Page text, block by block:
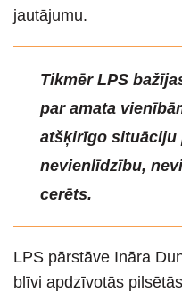
jautājumu.
Tikmēr LPS
par amata
atšķirīgo situāciju
nevienlīdzību,
cerēts.
LPS pārstāve Ināra
blīvi apdzīvotās